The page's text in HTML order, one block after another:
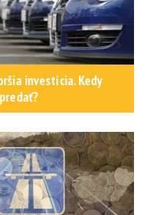
investícia. Kedy